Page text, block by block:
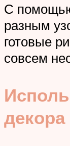
С
разным
готовые
совсем
декора